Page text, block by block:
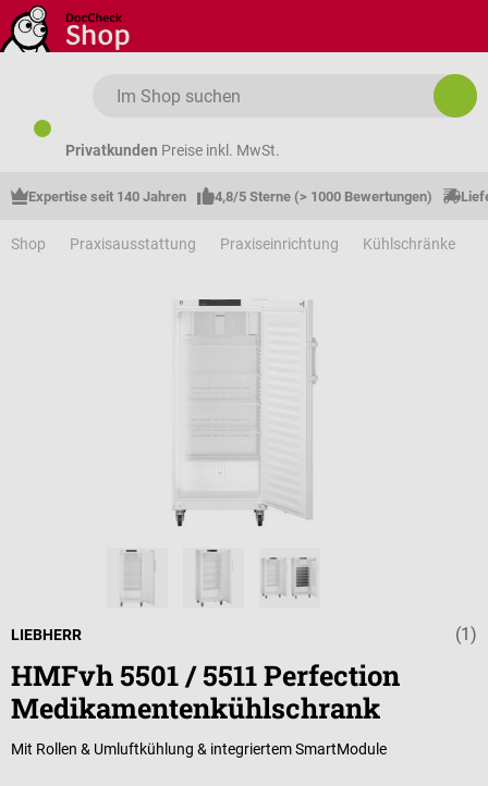
Zum Hauptinhalt springen
Privatkunden Preise inkl. MwSt.
Expertise seit 140 Jahren 4,8/5 Sterne (> 1000 Bewertungen)
Shop Praxisausstattung Praxiseinrichtung Kühlschränke
(1)
LIEBHERR
HMFvh 5501 / 5511 Perfection
Medikamentenkühlschrank
Mit Rollen & Umluftkühlung & integriertem SmartModule